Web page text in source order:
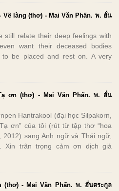
làng (thơ) - Mai Văn Phấn. พ. ฮั่น
still relate their deep feelings with
want their deceased bodies
to be placed and rest on. A very
ơn (thơ) - Mai Văn Phấn. พ. ฮั่น
Hantrakool (đại học Silpakorn,
ơn” của tôi (rút từ tập thơ “hoa
2012) sang Anh ngữ và Thái ngữ,
Xin trân trọng cảm ơn dịch giả
(thơ) - Mai Văn Phấn. พ. ฮั่นตระกูล